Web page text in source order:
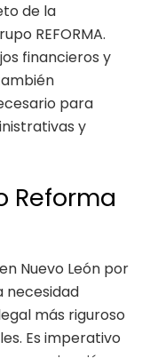
de la
REFORMA.
financieros y
para
y
Reforma
Nuevo León por
necesidad
más riguroso
Es imperativo